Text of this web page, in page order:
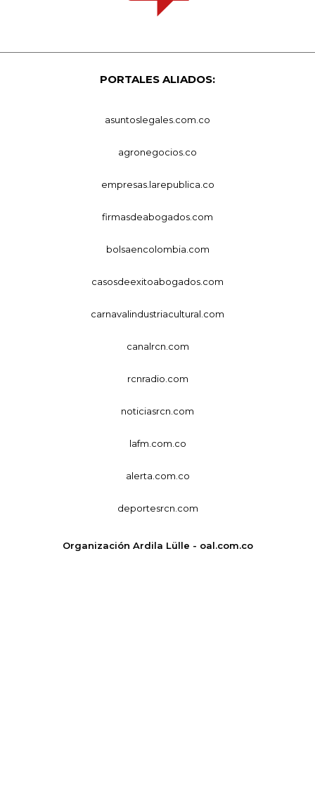
PORTALES ALIADOS:
asuntoslegales.com.co
agronegocios.co
empresas.larepublica.co
firmasdeabogados.com
bolsaencolombia.com
casosdeexitoabogados.com
carnavalindustriacultural.com
canalrcn.com
rcnradio.com
noticiasrcn.com
lafm.com.co
alerta.com.co
deportesrcn.com
Organización Ardila Lülle - oal.com.co